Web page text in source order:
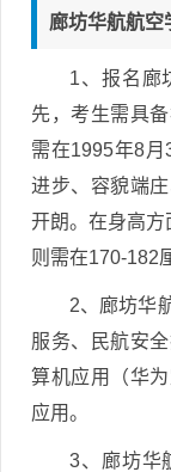
廊坊华航航空
1、报名廊
先，考生需具
需在1995年8
进步、容貌端
开朗。在身高
则需在170-182
2、廊坊华
服务、民航安
算机应用（华
应用。
3、廊坊华